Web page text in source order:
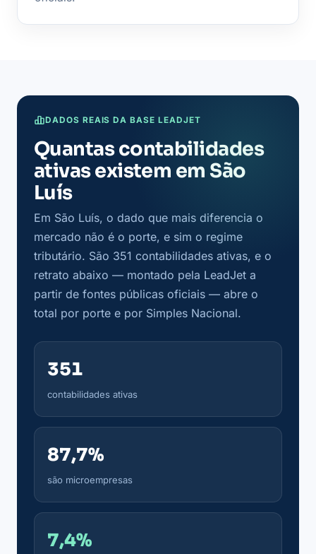
DADOS REAIS DA BASE LEADJET
Quantas contabilidades
ativas existem em São
Luís
Em São Luís, o dado que mais diferencia o
mercado não é o porte, e sim o regime
tributário. São 351 contabilidades ativas, e o
retrato abaixo — montado pela LeadJet a
partir de fontes públicas oficiais — abre o
total por porte e por Simples Nacional.
351
contabilidades ativas
87,7%
são microempresas
7,4%